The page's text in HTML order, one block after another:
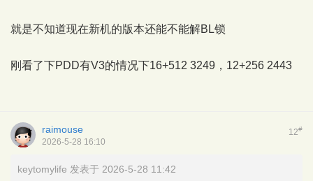
就是不知道现在新机的版本还能不能解BL锁
刚看了下PDD有V3的情况下16+512 3249，12+256 2443
12#
raimouse
2026-5-28 16:10
keytomylife 发表于 2026-5-28 11:42